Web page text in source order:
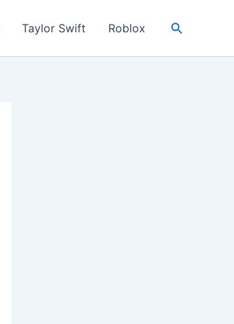
Taylor Swift Roblox Search